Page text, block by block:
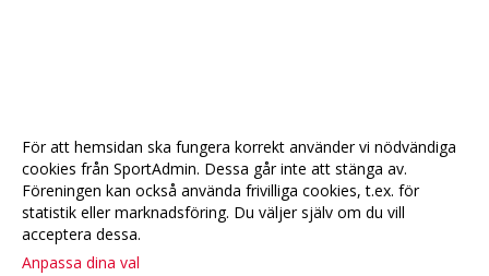
För att hemsidan ska fungera korrekt använder vi nödvändiga
cookies från SportAdmin. Dessa går inte att stänga av.
Föreningen kan också använda frivilliga cookies, t.ex. för
statistik eller marknadsföring. Du väljer själv om du vill
acceptera dessa.
Anpassa dina val